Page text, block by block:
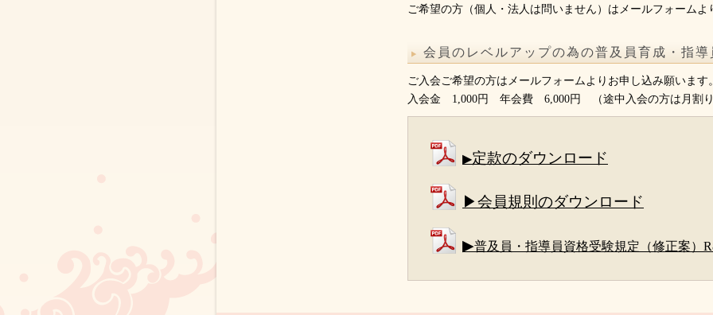
ご希望の方（個人・法人は問いません）はメールフォームよ
会員のレベルアップの為の普及員育成・指
ご入会ご希望の方はメールフォームよりお申し込み願います
入会金 1,000円 年会費 6,000円 （途中入会の方は月割
▶定款のダウンロード
▶会員規則のダウンロード
▶普及員・指導員資格受験規定（修正案）